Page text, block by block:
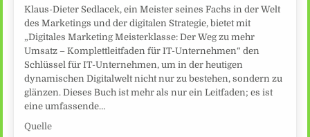
Klaus-Dieter Sedlacek, ein Meister seines Fachs in der Welt
des Marketings und der digitalen Strategie, bietet mit
„Digitales Marketing Meisterklasse: Der Weg zu mehr
Umsatz – Komplettleitfaden für IT-Unternehmen“ den
Schlüssel für IT-Unternehmen, um in der heutigen
dynamischen Digitalwelt nicht nur zu bestehen, sondern zu
glänzen. Dieses Buch ist mehr als nur ein Leitfaden; es ist
eine umfassende…
Quelle